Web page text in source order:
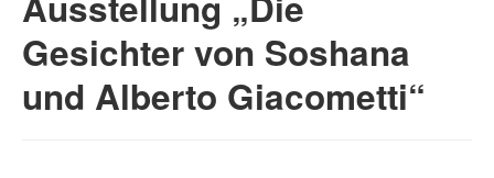
Presse
Fotos
Gesichter von Soshana
und Alberto Giacometti“